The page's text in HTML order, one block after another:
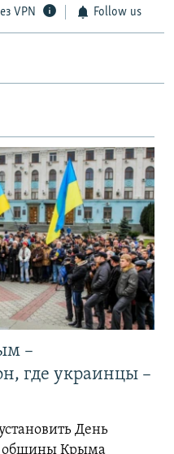
VPN Follow us
–
где украинцы –
День
общины Крыма